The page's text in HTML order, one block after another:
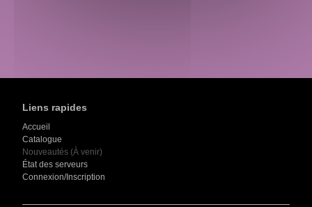
Liens rapides
Accueil
Catalogue
Nouveautés (À venir)
État des serveurs
Connexion/Inscription